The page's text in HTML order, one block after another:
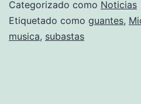
Categorizado como Noticias
Etiquetado como guantes,
musica, subastas